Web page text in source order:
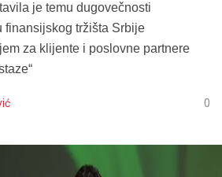
je temu dugovečnosti
finansijskog tržišta Srbije
za klijente i poslovne partnere
0